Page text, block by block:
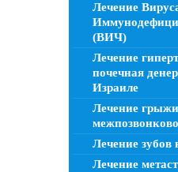
Лечение
(ВИЧ)
Лечение
почечная
Израиле
Лечение грыжи
Лечение зубов
Лечение